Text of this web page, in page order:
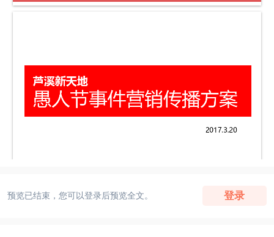
预览已结束，您可以登录后预览全文。 登录